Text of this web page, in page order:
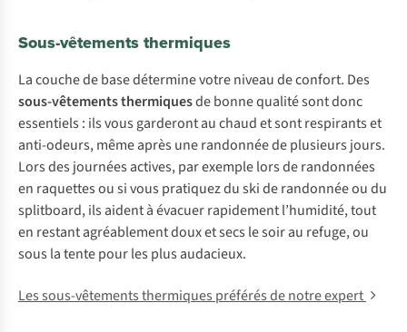
Sous-vêtements thermiques
La couche de base détermine votre niveau de confort. Des
sous-vêtements thermiquesde bonne qualité sont donc
essentiels : ils vous garderont au chaud et sont respirants et
anti-odeurs, même après une randonnée de plusieurs jours.
Lors des journées actives, par exemple lors de randonnées
en raquettes ou si vous pratiquez du ski de randonnée ou du
splitboard, ils aident à évacuer rapidement l’humidité, tout
en restant agréablement doux et secs le soir au refuge, ou
sous la tente pour les plus audacieux.
Les sous-vêtements thermiques préférés de notre expert